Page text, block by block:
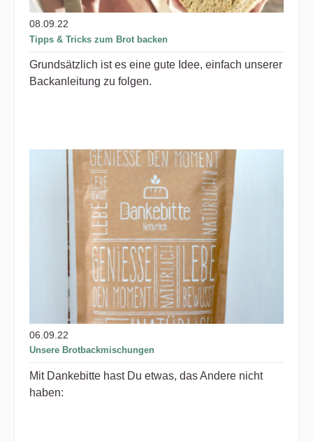
08.09.22
Tipps & Tricks zum Brot backen
Grundsätzlich ist es eine gute Idee, einfach unserer
Backanleitung zu folgen.
06.09.22
Unsere Brotbackmischungen
Mit Dankebitte hast Du etwas, das Andere nicht
haben: